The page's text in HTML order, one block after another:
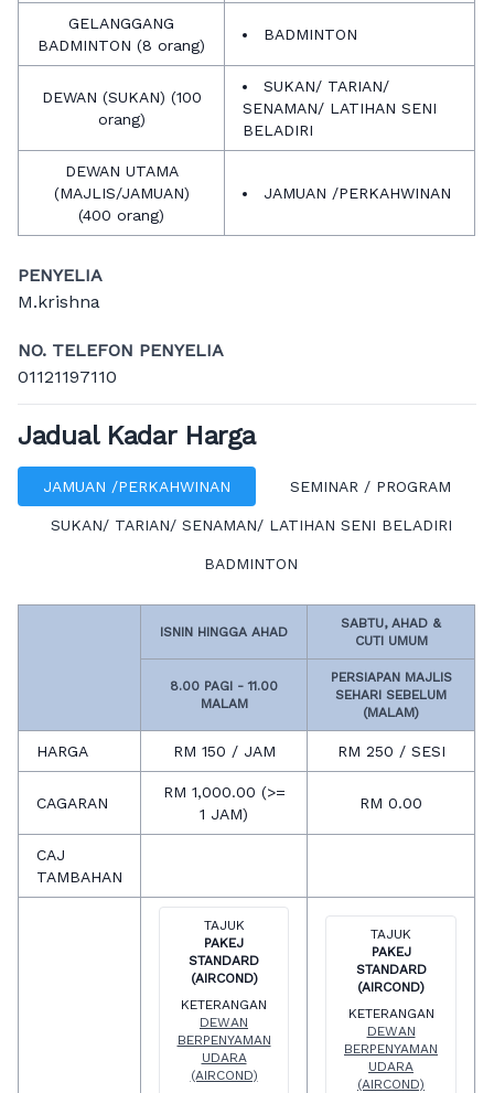
GELANGGANG
BADMINTON (8 orang)
BADMINTON
DEWAN (SUKAN) (100
orang)
SUKAN/ TARIAN/
SENAMAN/ LATIHAN SENI
BELADIRI
DEWAN UTAMA
(MAJLIS/JAMUAN)
(400 orang)
JAMUAN /PERKAHWINAN
PENYELIA
M.krishna
NO. TELEFON PENYELIA
01121197110
Jadual Kadar Harga
JAMUAN /PERKAHWINAN SEMINAR / PROGRAM
SUKAN/ TARIAN/ SENAMAN/ LATIHAN SENI BELADIRI
BADMINTON
ISNIN HINGGA AHAD
SABTU, AHAD &
CUTI UMUM
8.00 PAGI - 11.00
MALAM
PERSIAPAN MAJLIS
SEHARI SEBELUM
(MALAM)
HARGA RM 150 / JAM RM 250 / SESI
CAGARAN
RM 1,000.00 (>=
1 JAM)
RM 0.00
CAJ
TAMBAHAN
TAJUK
PAKEJ
STANDARD
(AIRCOND)
KETERANGAN
DEWAN
BERPENYAMAN
UDARA
(AIRCOND)
TAJUK
PAKEJ
STANDARD
(AIRCOND)
KETERANGAN
DEWAN
BERPENYAMAN
UDARA
(AIRCOND)